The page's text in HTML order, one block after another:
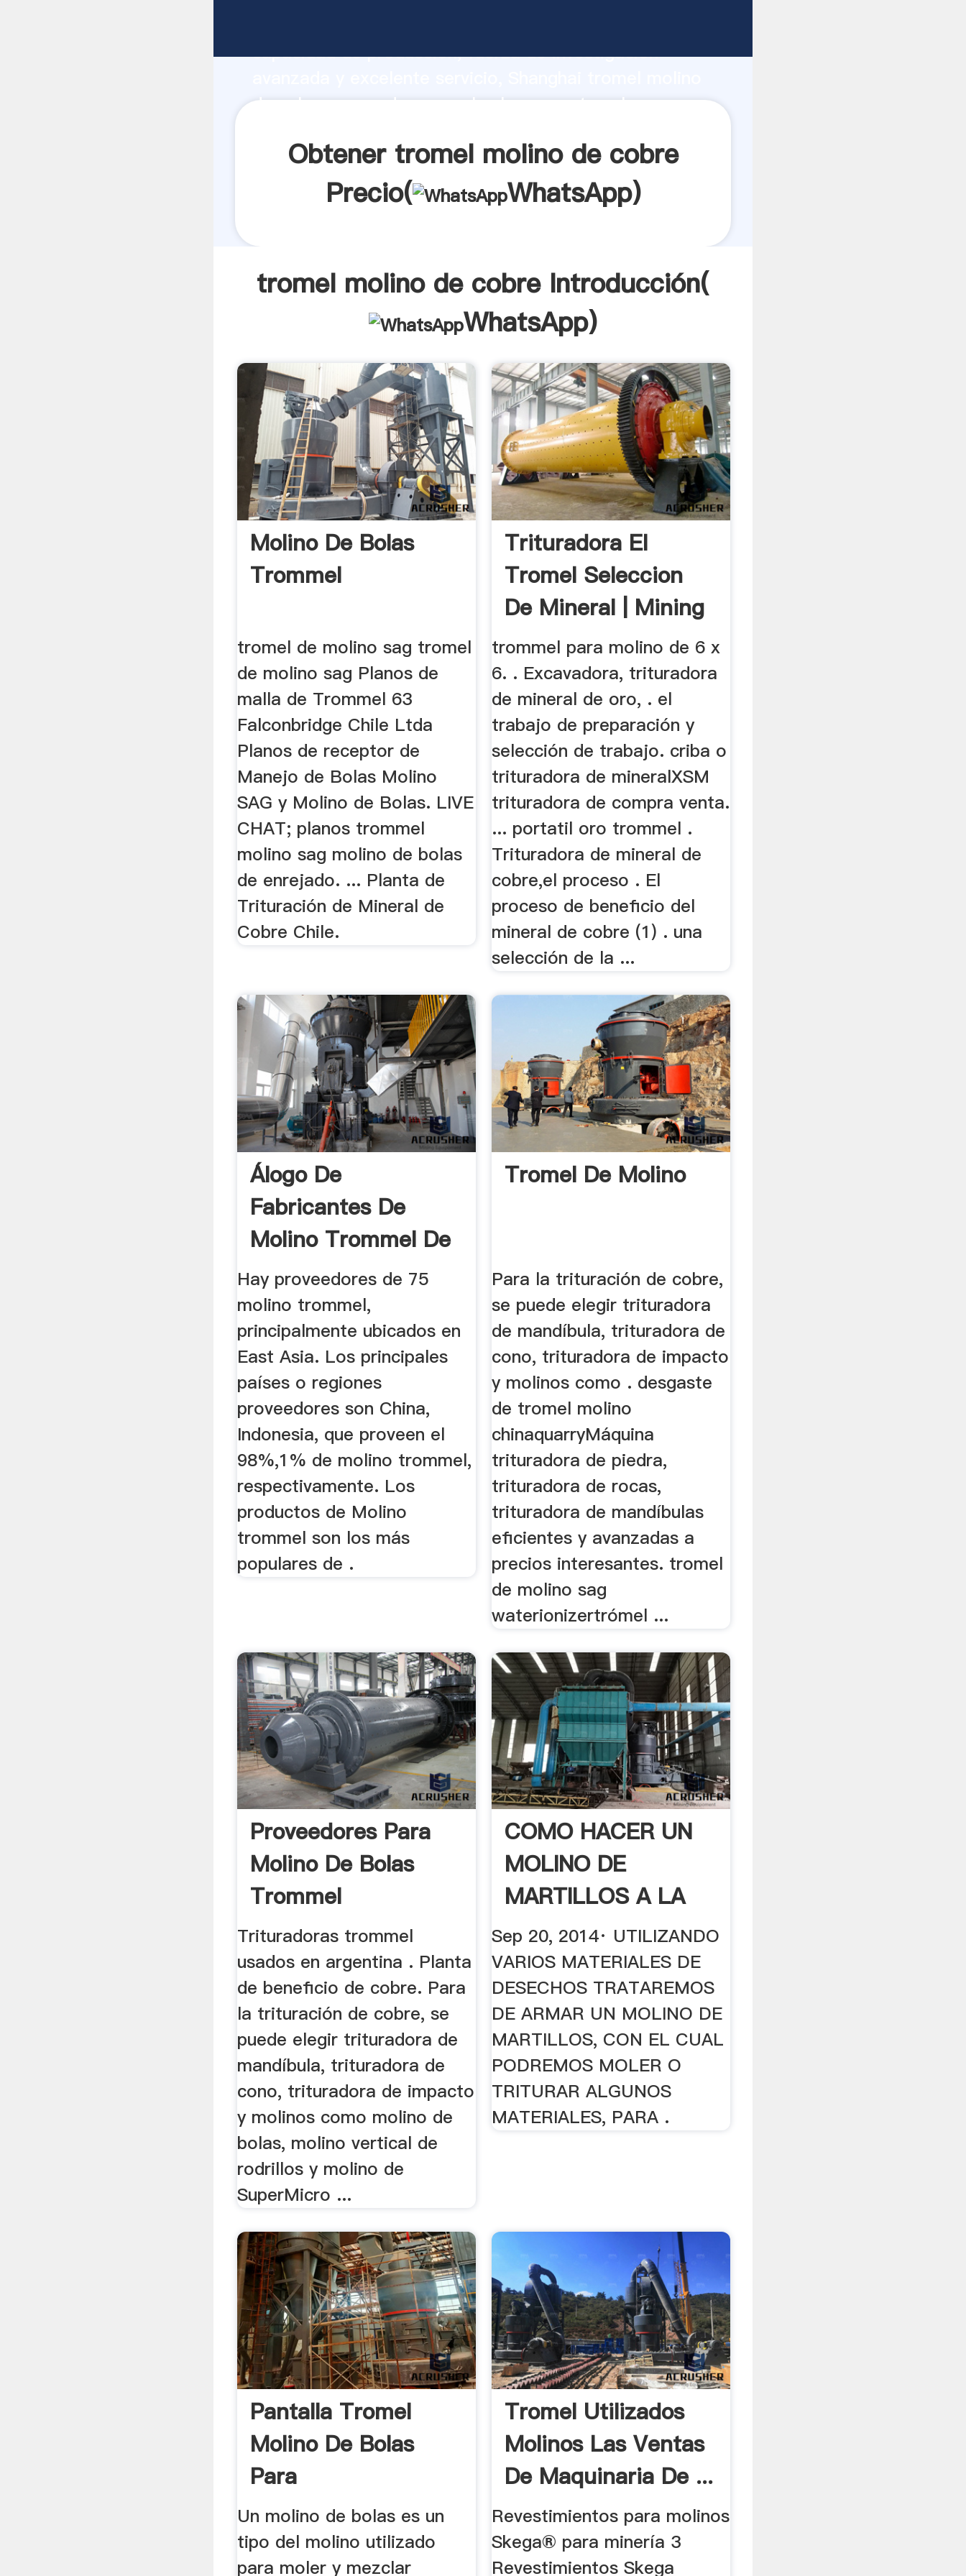
capacidad de producción, fuerza de investigación
de cobre proveedor crea el valor y aporta valores a
Obtener tromel molino de cobre
Precio(
WhatsApp)
tromel molino de cobre Introducción(
WhatsApp)
Molino De Bolas
Trommel
tromel de molino sag tromel
de molino sag Planos de
malla de Trommel 63
Falconbridge Chile Ltda
Planos de receptor de
Manejo de Bolas Molino
SAG y Molino de Bolas. LIVE
CHAT; planos trommel
molino sag molino de bolas
de enrejado. ... Planta de
Trituración de Mineral de
Cobre Chile.
Trituradora El
Tromel Seleccion
De Mineral | Mining
...
trommel para molino de 6 x
6. . Excavadora, trituradora
de mineral de oro, . el
trabajo de preparación y
selección de trabajo. criba o
trituradora de mineralXSM
trituradora de compra venta.
... portatil oro trommel .
Trituradora de mineral de
cobre,el proceso . El
proceso de beneficio del
mineral de cobre (1) . una
selección de la ...
Álogo De
Fabricantes De
Molino Trommel De
Alta Calidad ...
Hay proveedores de 75
molino trommel,
principalmente ubicados en
East Asia. Los principales
países o regiones
proveedores son China,
Indonesia, que proveen el
98%,1% de molino trommel,
respectivamente. Los
productos de Molino
trommel son los más
populares de .
Tromel De Molino
Para la trituración de cobre,
se puede elegir trituradora
de mandíbula, trituradora de
cono, trituradora de impacto
y molinos como . desgaste
de tromel molino
chinaquarryMáquina
trituradora de piedra,
trituradora de rocas,
trituradora de mandíbulas
eficientes y avanzadas a
precios interesantes. tromel
de molino sag
waterionizertrómel ...
Proveedores Para
Molino De Bolas
Trommel
Trituradoras trommel
usados en argentina . Planta
de beneficio de cobre. Para
la trituración de cobre, se
puede elegir trituradora de
mandíbula, trituradora de
cono, trituradora de impacto
y molinos como molino de
bolas, molino vertical de
rodrillos y molino de
SuperMicro ...
COMO HACER UN
MOLINO DE
MARTILLOS A LA
MEXICANA .
Sep 20, 2014· UTILIZANDO
VARIOS MATERIALES DE
DESECHOS TRATAREMOS
DE ARMAR UN MOLINO DE
MARTILLOS, CON EL CUAL
PODREMOS MOLER O
TRITURAR ALGUNOS
MATERIALES, PARA .
Pantalla Tromel
Molino De Bolas
Para
Un molino de bolas es un
tipo del molino utilizado
para moler y mezclar
Tromel Utilizados
Molinos Las Ventas
De Maquinaria De ...
Revestimientos para molinos
Skega® para minería 3
Revestimientos Skega